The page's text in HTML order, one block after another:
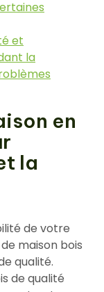
et
la
en
la
de votre
maison bois
qualité.
de qualité